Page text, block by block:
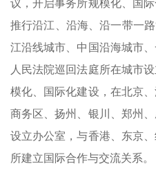
议，开启事务所规模化、国
推行沿江、沿海、沿一带一
江沿线城市、中国沿海城市
人民法院巡回法庭所在城市
模化、国际化建设，在北京
商务区、扬州、银川、郑州
设立办公室，与香港、东京
所建立国际合作与交流关系。